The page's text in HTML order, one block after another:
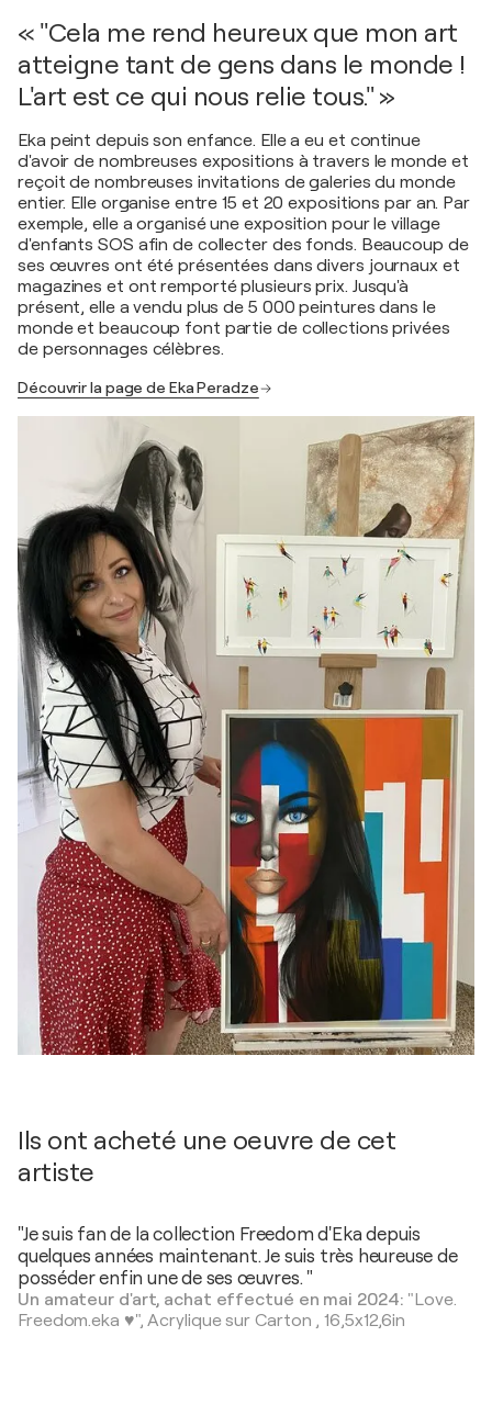
« "Cela me rend heureux que mon art
atteigne tant de gens dans le monde !
L'art est ce qui nous relie tous." »
Eka peint depuis son enfance. Elle a eu et continue
d'avoir de nombreuses expositions à travers le monde et
reçoit de nombreuses invitations de galeries du monde
entier. Elle organise entre 15 et 20 expositions par an. Par
exemple, elle a organisé une exposition pour le village
d'enfants SOS afin de collecter des fonds. Beaucoup de
ses œuvres ont été présentées dans divers journaux et
magazines et ont remporté plusieurs prix. Jusqu'à
présent, elle a vendu plus de 5 000 peintures dans le
monde et beaucoup font partie de collections privées
de personnages célèbres.
Découvrir la page de Eka Peradze
Ils ont acheté une oeuvre de cet
artiste
"Je suis fan de la collection Freedom d'Eka depuis
quelques années maintenant. Je suis très heureuse de
posséder enfin une de ses œuvres. "
Un amateur d'art, achat effectué en mai 2024: "Love.
Freedom.eka ♥️",Acrylique sur Carton ,16,5x12,6in